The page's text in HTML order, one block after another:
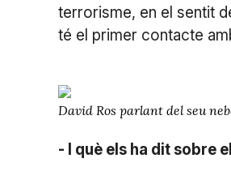
terrorisme, en el sentit
té el primer contacte
David Ros parlant del seu
- I què els ha dit sobre